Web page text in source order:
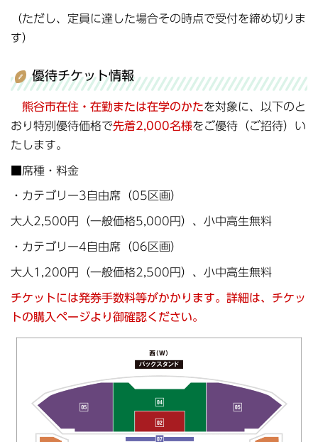
（ただし、定員に達した場合その時点で受付を締め切りま
す）
優待チケット情報
熊谷市在住・在勤または在学のかたを対象に、以下のと
おり特別優待価格で先着2,000名様をご優待（ご招待）い
たします。
■席種・料金
・カテゴリー3自由席（05区画）
大人2,500円（一般価格5,000円）、小中高生無料
・カテゴリー4自由席（06区画）
大人1,200円（一般価格2,500円）、小中高生無料
チケットには発券手数料等がかかります。詳細は、チケッ
トの購入ページより御確認ください。